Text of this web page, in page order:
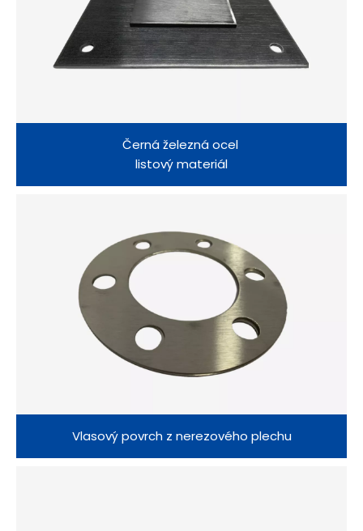
Černá železná ocel
listový materiál
Vlasový povrch z nerezového plechu